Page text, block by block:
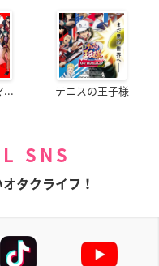
... テニスの王子様
SNS
タクライフ！